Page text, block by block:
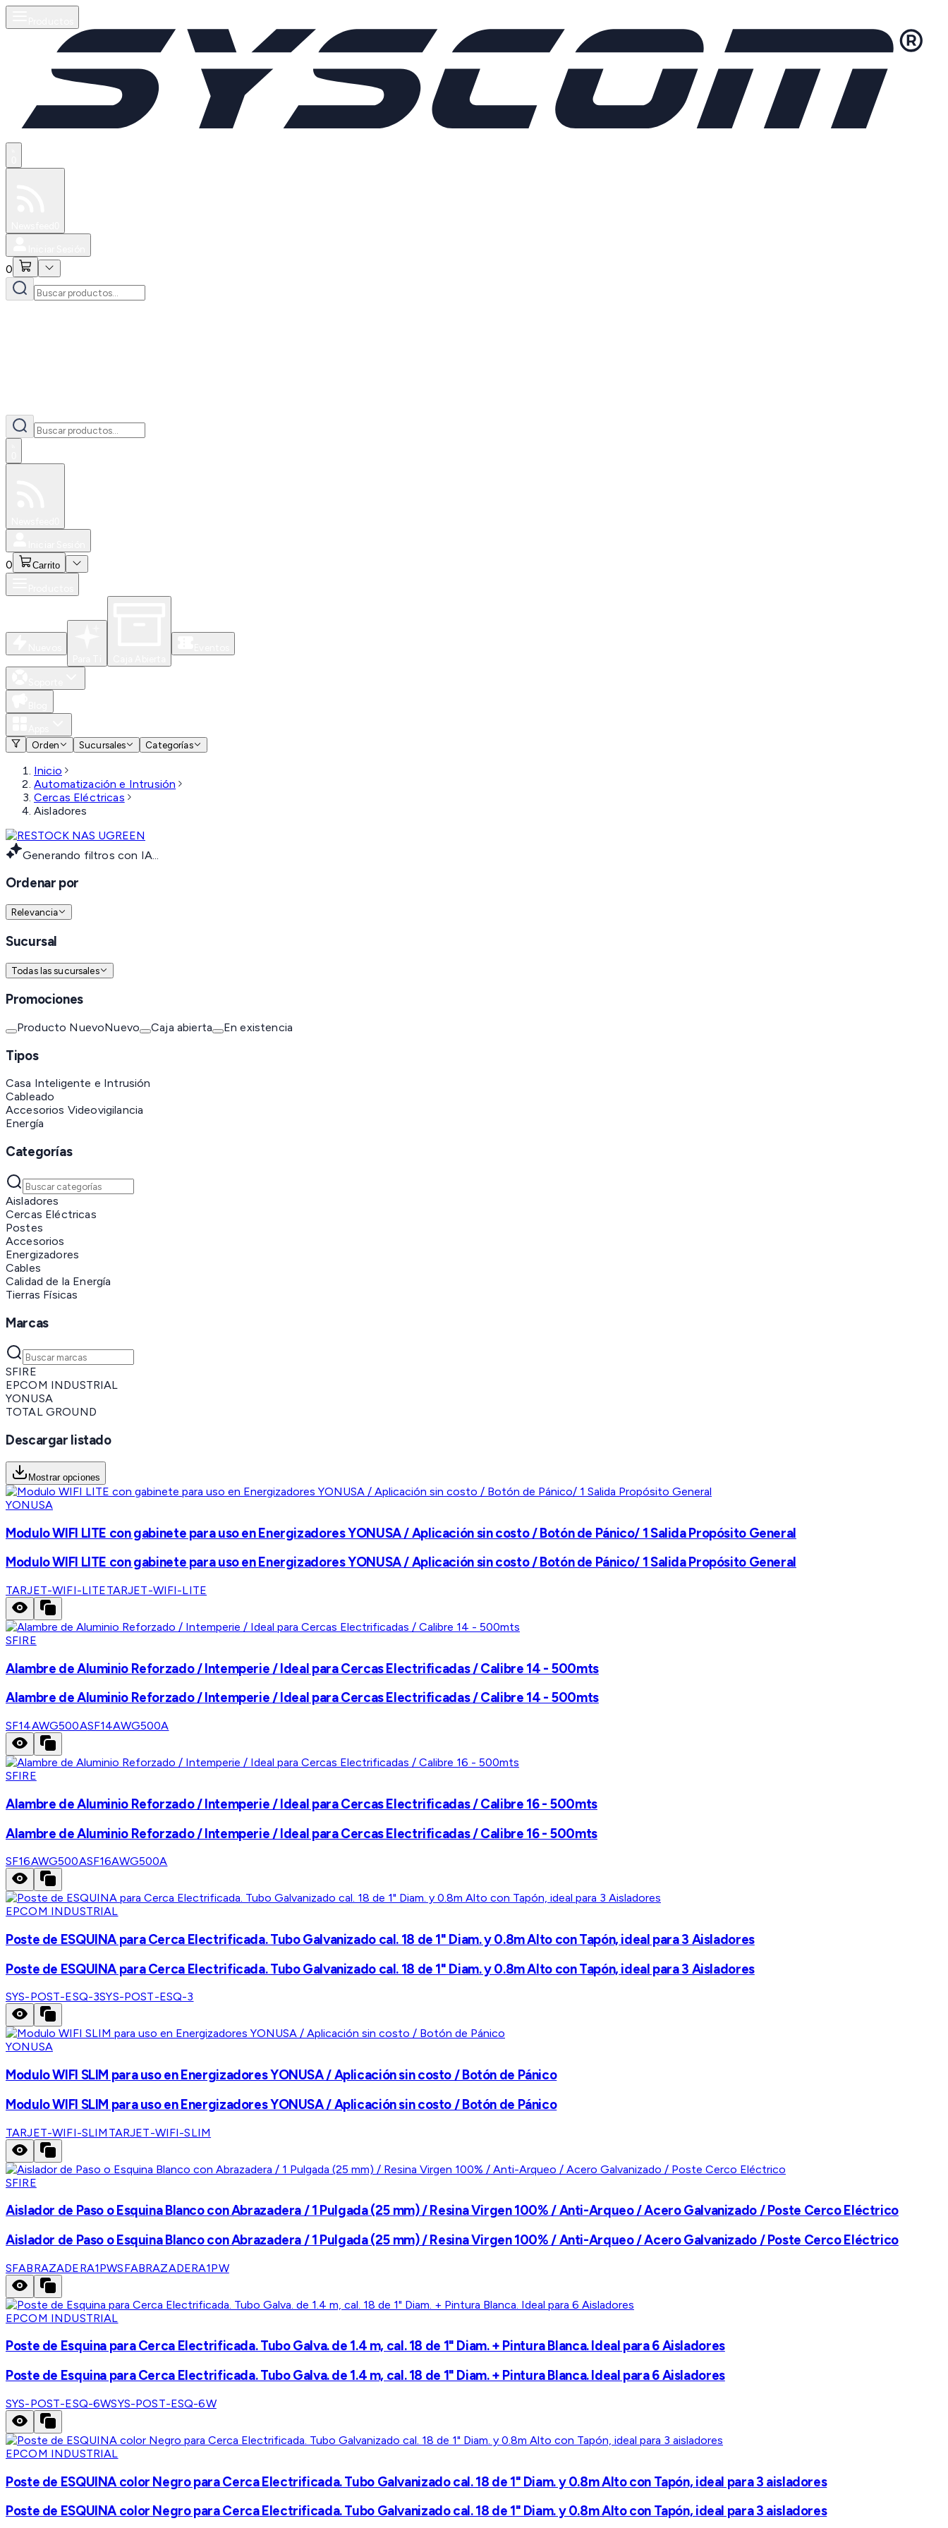
0
0 Carrito
Orden
Sucursales Categorías
Inicio
Automatización e Intrusión
Cercas Eléctricas
Aisladores
Generando filtros con IA...
Ordenar por
Relevancia
Sucursal
Todas las sucursales
Promociones
Producto NuevoNuevo Caja abierta En existencia
Tipos
Casa Inteligente e Intrusión
Cableado
Accesorios Videovigilancia
Energía
Categorías
Aisladores
Cercas Eléctricas
Postes
Accesorios
Energizadores
Cables
Calidad de la Energía
Tierras Físicas
Marcas
SFIRE
EPCOM INDUSTRIAL
YONUSA
TOTAL GROUND
Descargar listado
Mostrar opciones
YONUSA
Modulo WIFI LITE con gabinete para uso en Energizadores YONUSA / Aplicación sin costo / Botón de Pánico/ 1 Salida Propósito General
Modulo WIFI LITE con gabinete para uso en Energizadores YONUSA / Aplicación sin costo / Botón de Pánico/ 1 Salida Propósito General
TARJET-WIFI-LITETARJET-WIFI-LITE
SFIRE
Alambre de Aluminio Reforzado / Intemperie / Ideal para Cercas Electrificadas / Calibre 14 - 500mts
Alambre de Aluminio Reforzado / Intemperie / Ideal para Cercas Electrificadas / Calibre 14 - 500mts
SF14AWG500ASF14AWG500A
SFIRE
Alambre de Aluminio Reforzado / Intemperie / Ideal para Cercas Electrificadas / Calibre 16 - 500mts
Alambre de Aluminio Reforzado / Intemperie / Ideal para Cercas Electrificadas / Calibre 16 - 500mts
SF16AWG500ASF16AWG500A
EPCOM INDUSTRIAL
Poste de ESQUINA para Cerca Electrificada. Tubo Galvanizado cal. 18 de 1" Diam. y 0.8m Alto con Tapón, ideal para 3 Aisladores
Poste de ESQUINA para Cerca Electrificada. Tubo Galvanizado cal. 18 de 1" Diam. y 0.8m Alto con Tapón, ideal para 3 Aisladores
SYS-POST-ESQ-3SYS-POST-ESQ-3
YONUSA
Modulo WIFI SLIM para uso en Energizadores YONUSA / Aplicación sin costo / Botón de Pánico
Modulo WIFI SLIM para uso en Energizadores YONUSA / Aplicación sin costo / Botón de Pánico
TARJET-WIFI-SLIM TARJET-WIFI-SLIM
SFIRE
Aislador de Paso o Esquina Blanco con Abrazadera / 1 Pulgada (25 mm) / Resina Virgen 100% / Anti-Arqueo / Acero Galvanizado / Poste Cerco Eléctrico
Aislador de Paso o Esquina Blanco con Abrazadera / 1 Pulgada (25 mm) / Resina Virgen 100% / Anti-Arqueo / Acero Galvanizado / Poste Cerco Eléctrico
SFABRAZADERA1PWSFABRAZADERA1PW
EPCOM INDUSTRIAL
Poste de Esquina para Cerca Electrificada. Tubo Galva. de 1.4 m, cal. 18 de 1" Diam. + Pintura Blanca. Ideal para 6 Aisladores
Poste de Esquina para Cerca Electrificada. Tubo Galva. de 1.4 m, cal. 18 de 1" Diam. + Pintura Blanca. Ideal para 6 Aisladores
SYS-POST-ESQ-6WSYS-POST-ESQ-6W
EPCOM INDUSTRIAL
Poste de ESQUINA color Negro para Cerca Electrificada. Tubo Galvanizado cal. 18 de 1" Diam. y 0.8m Alto con Tapón, ideal para 3 aisladores
Poste de ESQUINA color Negro para Cerca Electrificada. Tubo Galvanizado cal. 18 de 1" Diam. y 0.8m Alto con Tapón, ideal para 3 aisladores